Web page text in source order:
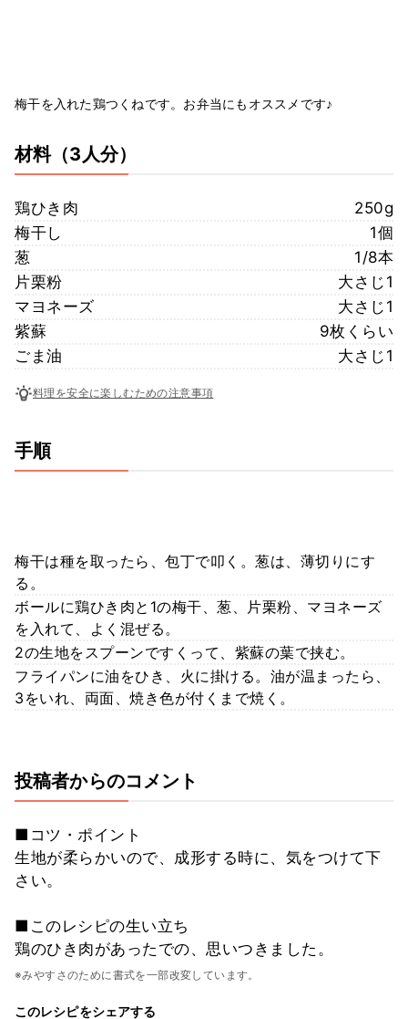
梅干を入れた鶏つくねです。お弁当にもオススメです♪
材料（3人分）
鶏ひき肉
250g
梅干し
1個
葱
1/8本
片栗粉
大さじ1
マヨネーズ
大さじ1
紫蘇
9枚くらい
ごま油
大さじ1
料理を安全に楽しむための注意事項
手順
梅干は種を取ったら、包丁で叩く。葱は、薄切りにす
る。
ボールに鶏ひき肉と1の梅干、葱、片栗粉、マヨネーズ
を入れて、よく混ぜる。
2の生地をスプーンですくって、紫蘇の葉で挟む。
フライパンに油をひき、火に掛ける。油が温まったら、
3をいれ、両面、焼き色が付くまで焼く。
投稿者からのコメント
■コツ・ポイント
生地が柔らかいので、成形する時に、気をつけて下
さい。
■このレシピの生い立ち
鶏のひき肉があったでの、思いつきました。
※みやすさのために書式を一部改変しています。
このレシピをシェアする